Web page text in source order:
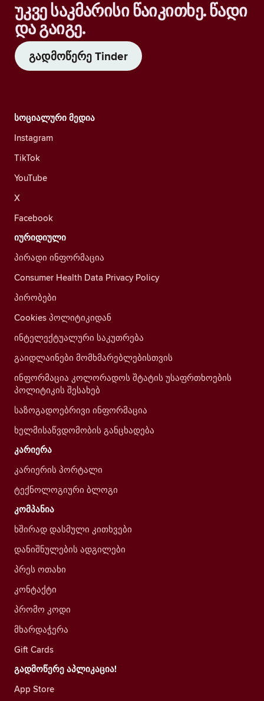
უკვე საკმარისი წაიკითხე. წადი
და გაიგე.
გადმოწერე Tinder
სოციალური მედია
Instagram
TikTok
YouTube
X
Facebook
იურიდიული
პირადი ინფორმაცია
Consumer Health Data Privacy Policy
პირობები
Cookies პოლიტიკიდან
ინტელექტუალური საკუთრება
გაიდლაინები მომხმარებლებისთვის
ინფორმაცია კოლორადოს შტატის უსაფრთხოების
პოლიტიკის შესახებ
საზოგადოებრივი ინფორმაცია
ხელმისაწვდომობის განცხადება
კარიერა
კარიერის პორტალი
ტექნოლოგიური ბლოგი
კომპანია
ხშირად დასმული კითხვები
დანიშნულების ადგილები
პრეს ოთახი
კონტაქტი
პრომო კოდი
მხარდაჭერა
Gift Cards
გადმოწერე აპლიკაცია!
App Store